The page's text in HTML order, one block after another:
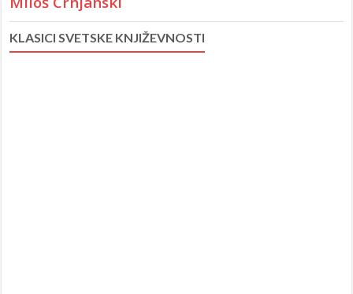
KLASICI SVETSKE KNJIŽEVNOSTI